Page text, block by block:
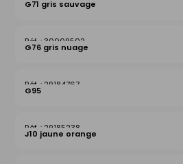
G71 gris sauvage
30009502
G76 gris nuage
29184767
G95
29185238
J10 jaune orange